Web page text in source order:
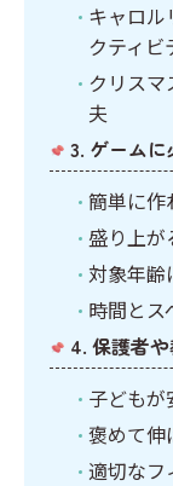
キャロル
クティビ
クリス
夫
3. ゲーム
簡単に作
盛り上が
対象年齢
時間とス
4. 保護者
子どもが
褒めて伸
適切なフ